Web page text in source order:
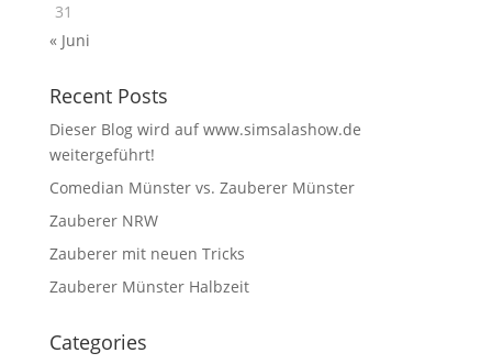
31
« Juni
Recent Posts
Dieser Blog wird auf www.simsalashow.de
weitergeführt!
Comedian Münster vs. Zauberer Münster
Zauberer NRW
Zauberer mit neuen Tricks
Zauberer Münster Halbzeit
Categories